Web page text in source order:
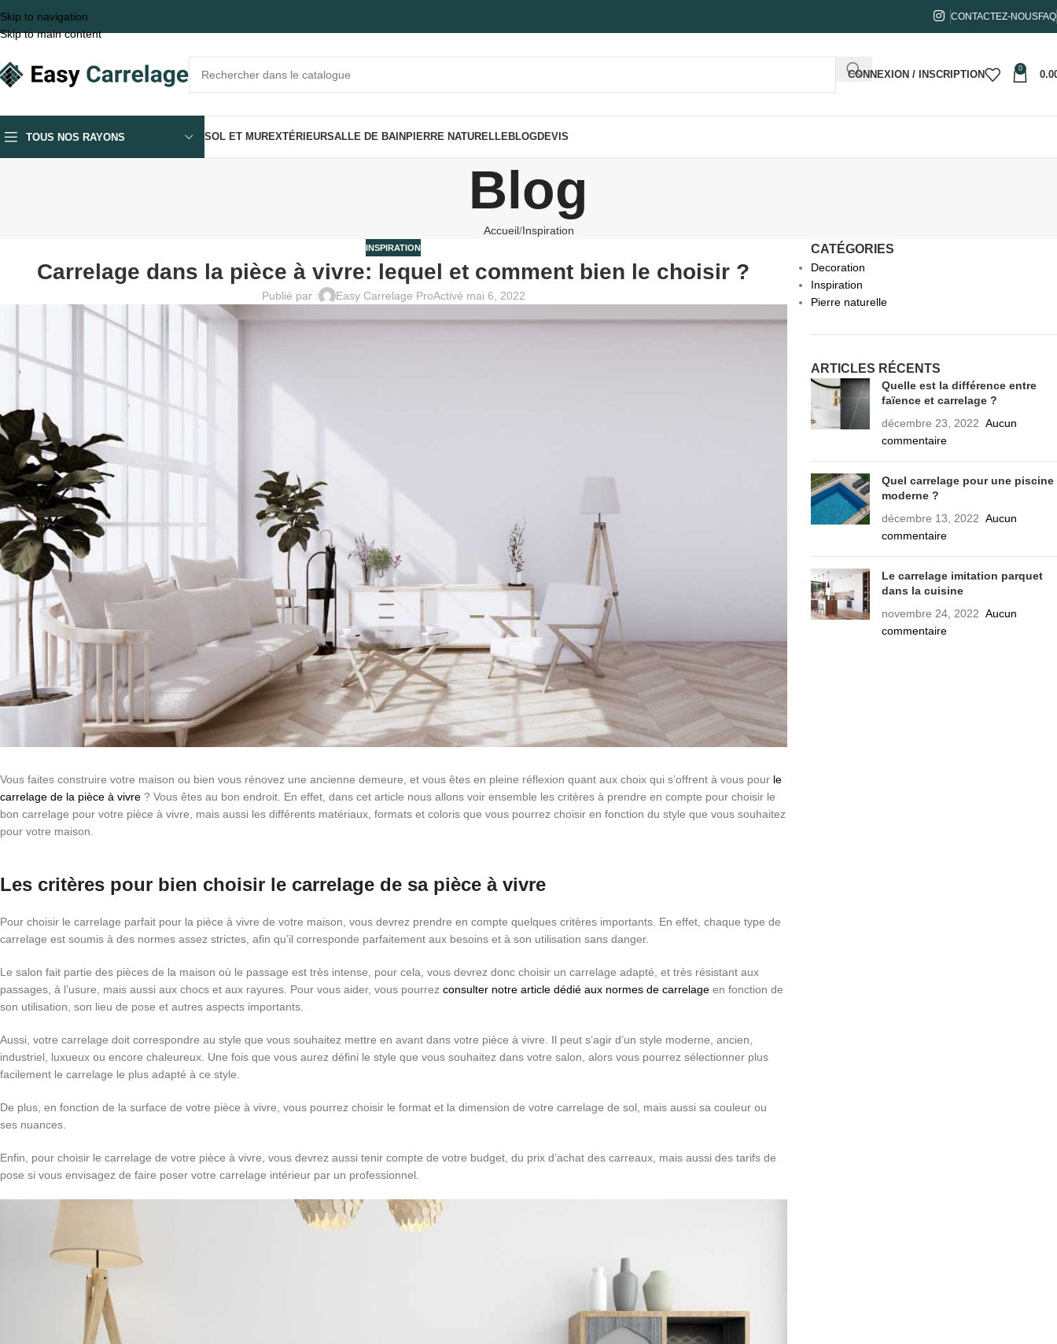
Skip to navigation
Skip to main content
CONTACTEZ-NOUSFAQ
CONNEXION / INSCRIPTION
0
TOUS NOS RAYONS SOL ET MUREXTÉRIEURSALLE DE BAIN PIERRE NATURELLEBLOGDEVIS
Blog
Accueil Inspiration
INSPIRATION
Carrelage dans la pièce à vivre: lequel et comment bien le choisir ?
Publié par : Easy Carrelage ProActivé mai 6, 2022
Vous faites construire votre maison ou bien vous rénovez une ancienne demeure, et vous êtes en pleine réflexion quant aux choix qui s’offrent à vous pour le
carrelage de la pièce à vivre ? Vous êtes au bon endroit. En effet, dans cet article nous allons voir ensemble les critères à prendre en compte pour choisir le
bon carrelage pour votre pièce à vivre, mais aussi les différents matériaux, formats et coloris que vous pourrez choisir en fonction du style que vous souhaitez
pour votre maison.
Les critères pour bien choisir le carrelage de sa pièce à vivre
Pour choisir le carrelage parfait pour la pièce à vivre de votre maison, vous devrez prendre en compte quelques critères importants. En effet, chaque type de
carrelage est soumis à des normes assez strictes, afin qu’il corresponde parfaitement aux besoins et à son utilisation sans danger.
Le salon fait partie des pièces de la maison où le passage est très intense, pour cela, vous devrez donc choisir un carrelage adapté, et très résistant aux
passages, à l’usure, mais aussi aux chocs et aux rayures. Pour vous aider, vous pourrez consulter notre article dédié aux normes de carrelage en fonction de
son utilisation, son lieu de pose et autres aspects importants.
Aussi, votre carrelage doit correspondre au style que vous souhaitez mettre en avant dans votre pièce à vivre. Il peut s’agir d’un style moderne, ancien,
industriel, luxueux ou encore chaleureux. Une fois que vous aurez défini le style que vous souhaitez dans votre salon, alors vous pourrez sélectionner plus
facilement le carrelage le plus adapté à ce style.
De plus, en fonction de la surface de votre pièce à vivre, vous pourrez choisir le format et la dimension de votre carrelage de sol, mais aussi sa couleur ou
ses nuances.
Enfin, pour choisir le carrelage de votre pièce à vivre, vous devrez aussi tenir compte de votre budget, du prix d’achat des carreaux, mais aussi des tarifs de
pose si vous envisagez de faire poser votre carrelage intérieur par un professionnel.
CATÉGORIES
Decoration
Inspiration
Pierre naturelle
ARTICLES RÉCENTS
Quelle est la différence entre
faïence et carrelage ?
décembre 23, 2022 Aucun
commentaire
Quel carrelage pour une piscine
moderne ?
décembre 13, 2022 Aucun
commentaire
Le carrelage imitation parquet
dans la cuisine
novembre 24, 2022 Aucun
commentaire